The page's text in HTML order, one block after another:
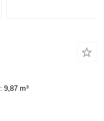
9,87 m³